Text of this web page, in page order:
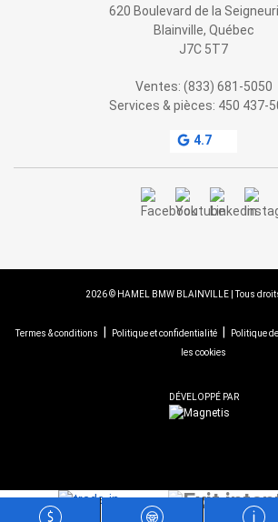
620 Boulevard de la
Blainville, Québec
J7C 5T7
Ventes: (833) 681-5050
Services & pièces: 450 437-
4.7
2026 © HAMEL BMW BLAINVILLE| Tous
Termes & conditions Politique et confidentialité| Politique
les cookies
DÉVELOPPÉ PAR